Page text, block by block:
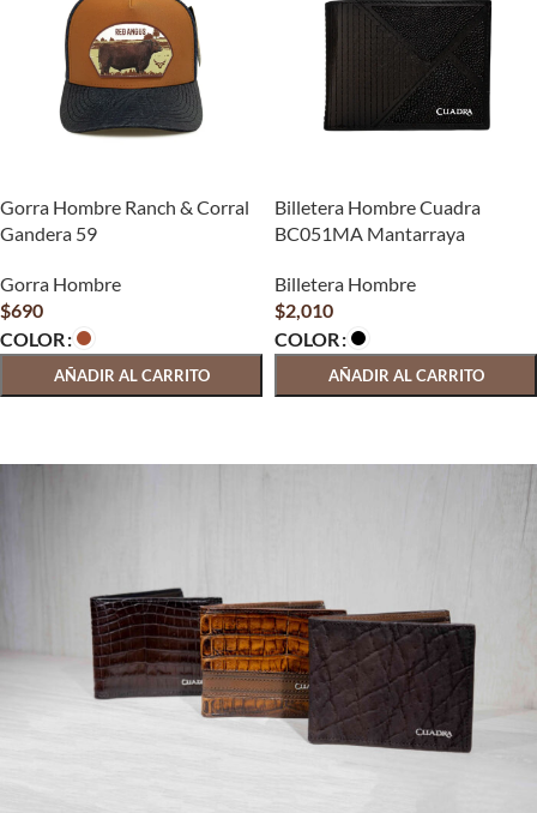
Gorra Hombre Ranch & Corral
Gandera 59
Gorra Hombre
$690
COLOR
AÑADIR AL CARRITO
Billetera Hombre Cuadra
BC051MA Mantarraya
Billetera Hombre
$2,010
COLOR
AÑADIR AL CARRITO